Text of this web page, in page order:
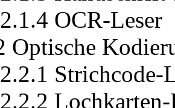
OCR-Leser
Optische
Strichcode-
Lochkarten-